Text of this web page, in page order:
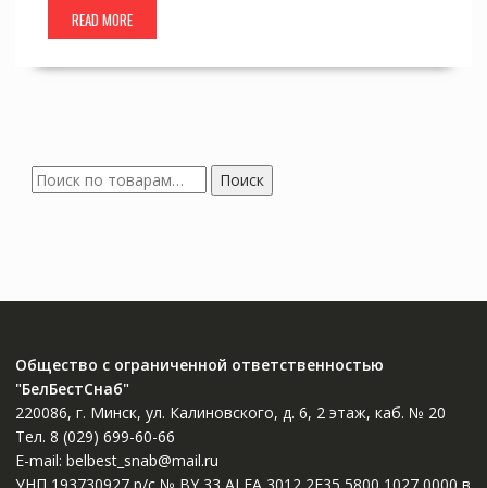
READ MORE
Искать: Поиск
Общество с ограниченной ответственностью
"БелБестСнаб"
220086, г. Минск, ул. Калиновского, д. 6, 2 этаж, каб. № 20
Тел. 8 (029) 699-60-66
E-mail: belbest_snab@mail.ru
УНП 193730927 р/c № BY 33 ALFA 3012 2E35 5800 1027 0000 в